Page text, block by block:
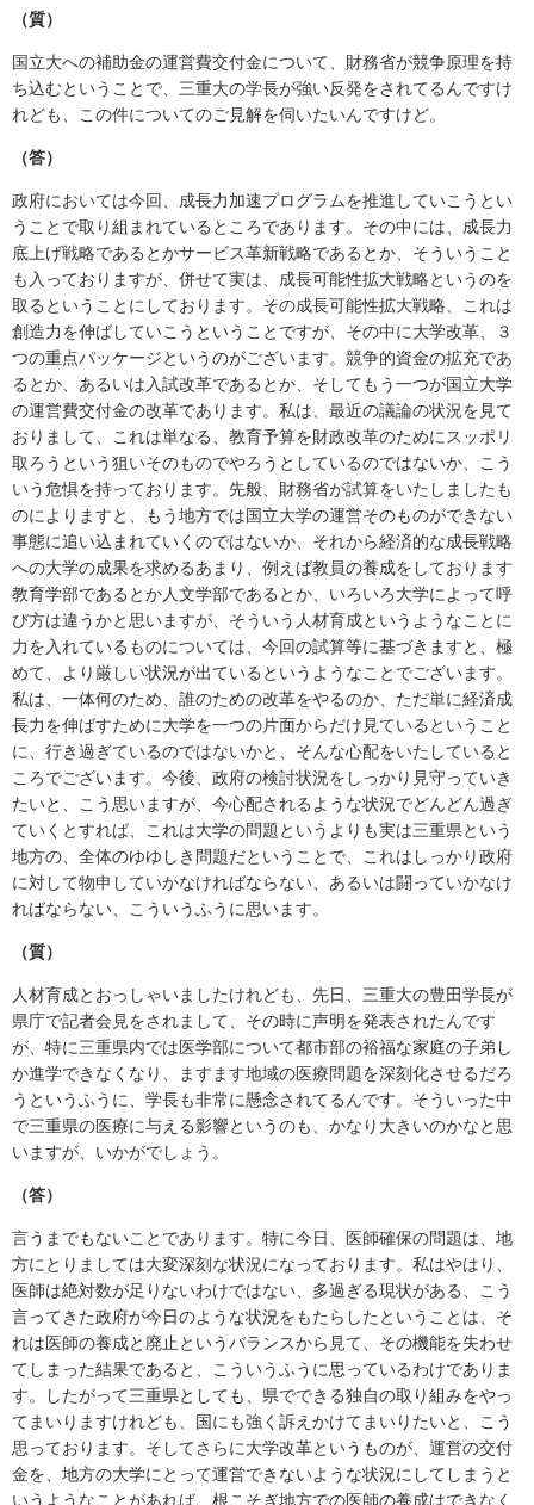
（質）
国立大への補助金の運営費交付金について、財務省が競争原理を持
ち込むということで、三重大の学長が強い反発をされてるんですけ
れども、この件についてのご見解を伺いたいんですけど。
（答）
政府においては今回、成長力加速プログラムを推進していこうとい
うことで取り組まれているところであります。その中には、成長力
底上げ戦略であるとかサービス革新戦略であるとか、そういうこと
も入っておりますが、併せて実は、成長可能性拡大戦略というのを
取るということにしております。その成長可能性拡大戦略、これは
創造力を伸ばしていこうということですが、その中に大学改革、３
つの重点パッケージというのがございます。競争的資金の拡充であ
るとか、あるいは入試改革であるとか、そしてもう一つが国立大学
の運営費交付金の改革であります。私は、最近の議論の状況を見て
おりまして、これは単なる、教育予算を財政改革のためにスッポリ
取ろうという狙いそのものでやろうとしているのではないか、こう
いう危惧を持っております。先般、財務省が試算をいたしましたも
のによりますと、もう地方では国立大学の運営そのものができない
事態に追い込まれていくのではないか、それから経済的な成長戦略
への大学の成果を求めるあまり、例えば教員の養成をしております
教育学部であるとか人文学部であるとか、いろいろ大学によって呼
び方は違うかと思いますが、そういう人材育成というようなことに
力を入れているものについては、今回の試算等に基づきますと、極
めて、より厳しい状況が出ているというようなことでございます。
私は、一体何のため、誰のための改革をやるのか、ただ単に経済成
長力を伸ばすために大学を一つの片面からだけ見ているということ
に、行き過ぎているのではないかと、そんな心配をいたしていると
ころでございます。今後、政府の検討状況をしっかり見守っていき
たいと、こう思いますが、今心配されるような状況でどんどん過ぎ
ていくとすれば、これは大学の問題というよりも実は三重県という
地方の、全体のゆゆしき問題だということで、これはしっかり政府
に対して物申していかなければならない、あるいは闘っていかなけ
ればならない、こういうふうに思います。
（質）
人材育成とおっしゃいましたけれども、先日、三重大の豊田学長が
県庁で記者会見をされまして、その時に声明を発表されたんです
が、特に三重県内では医学部について都市部の裕福な家庭の子弟し
か進学できなくなり、ますます地域の医療問題を深刻化させるだろ
うというふうに、学長も非常に懸念されてるんです。そういった中
で三重県の医療に与える影響というのも、かなり大きいのかなと思
いますが、いかがでしょう。
（答）
言うまでもないことであります。特に今日、医師確保の問題は、地
方にとりましては大変深刻な状況になっております。私はやはり、
医師は絶対数が足りないわけではない、多過ぎる現状がある、こう
言ってきた政府が今日のような状況をもたらしたということは、そ
れは医師の養成と廃止というバランスから見て、その機能を失わせ
てしまった結果であると、こういうふうに思っているわけでありま
す。したがって三重県としても、県でできる独自の取り組みをやっ
てまいりますけれども、国にも強く訴えかけてまいりたいと、こう
思っております。そしてさらに大学改革というものが、運営の交付
金を、地方の大学にとって運営できないような状況にしてしまうと
いうようなことがあれば、根こそぎ地方での医師の養成はできなく